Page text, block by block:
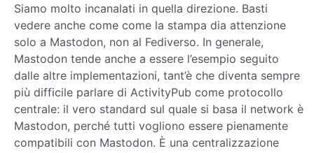
Siamo molto incanalati in quella direzione. Basti
vedere anche come come la stampa dia attenzione
solo a Mastodon, non al Fediverso. In generale,
Mastodon tende anche a essere l’esempio seguito
dalle altre implementazioni, tant’è che diventa sempre
più difficile parlare di ActivityPub come protocollo
centrale: il vero standard sul quale si basa il network è
Mastodon, perché tutti vogliono essere pienamente
compatibili con Mastodon. È una centralizzazione